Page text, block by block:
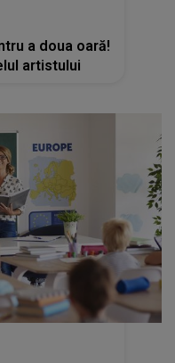
a doua oară!
artistului